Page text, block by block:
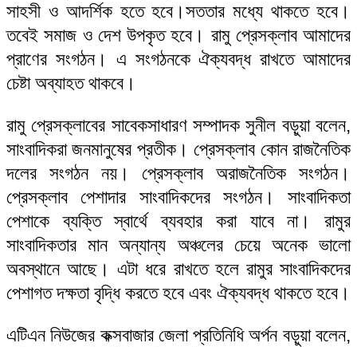
সাহসী ও আদর্শিক হতে হবে।সততার মধ্যে থাকতে হবে।
তবেই সমাজ ও দেশ উপকৃত হবে। রামু প্রেসক্লাব আমাদের
প্রাণের সংগঠন। এ সংগঠনকে ঐক্যবদ্ধ রাখতে আমাদের
চেষ্টা অব্যাহত থাকবে।
রামু প্রেসক্লাবের সাবেকসাধারণ সম্পাদক সুনীল বড়ুয়া বলেন,
সাংবাদিকরা জনমানুষের প্রতীক। প্রেসক্লাব কোন রাজনৈতিক
দলের সংগঠন নয়। প্রেসক্লাব অরাজনৈতিক সংগঠন।
প্রেসক্লাব পেশাদার সাংবাদিকদের সংগঠন। সাংবাদিকতা
পেশাকে ব্যক্তি স্বার্থে ব্যবহার করা যাবে না। রামুর
সাংবাদিকতার মান অন্যান্য অঞ্চলের চেয়ে অনেক ভালো
অবস্থানে আছে। এটা ধরে রাখতে হলে রামুর সাংবাদিকদের
পেশাগত দক্ষতা বৃদ্ধি করতে হবে এবং ঐক্যবদ্ধ থাকতে হবে।
এটিএন নিউজের কক্সবাজার জেলা প্রতিনিধি অর্পন বড়ুয়া বলেন,